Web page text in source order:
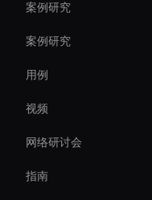
案例研究
案例研究
用例
视频
网络研讨会
指南